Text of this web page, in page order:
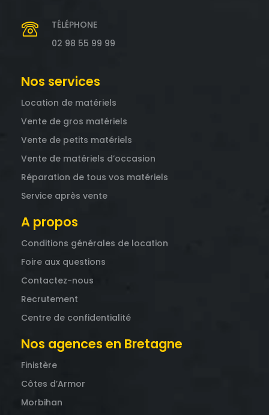
TÉLÉPHONE
02 98 55 99 99
Nos services
Location de matériels
Vente de gros matériels
Vente de petits matériels
Vente de matériels d’occasion
Réparation de tous vos matériels
Service après vente
A propos
Conditions générales de location
Foire aux questions
Contactez-nous
Recrutement
Centre de confidentialité
Nos agences en Bretagne
Finistère
Côtes d’Armor
Morbihan